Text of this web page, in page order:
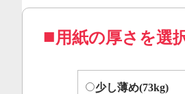
用紙の厚さを選
少し薄め(73kg)